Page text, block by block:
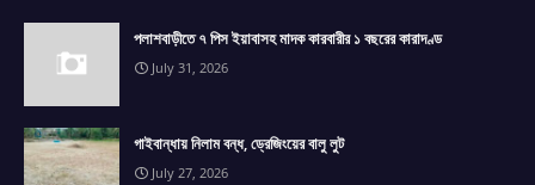
পলাশবাড়ীতে ৭ পিস ইয়াবাসহ মাদক কারবারীর ১ বছরের কারাদণ্ড
July 31, 2026
গাইবান্ধায় নিলাম বন্ধ, ড্রেজিংয়ের বালু লুট
July 27, 2026